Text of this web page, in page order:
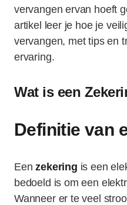
vervangen ervan hoeft
artikel leer je hoe je
vervangen, met tips en
ervaring.
Wat is een
Definitie van
Eenzekering is een
bedoeld is om een
Wanneer er te veel